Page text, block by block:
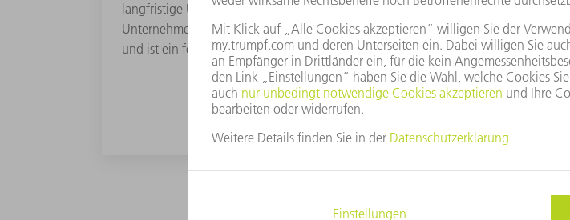
langfristige Unternehmenserfolg untrennbar mit unserer
Unternehmenskultur verbunden ist. Compliance prägt diese Kultur
und ist ein fester Bestandteil unseres Geschäftslebens.
MEHR ERFAHREN